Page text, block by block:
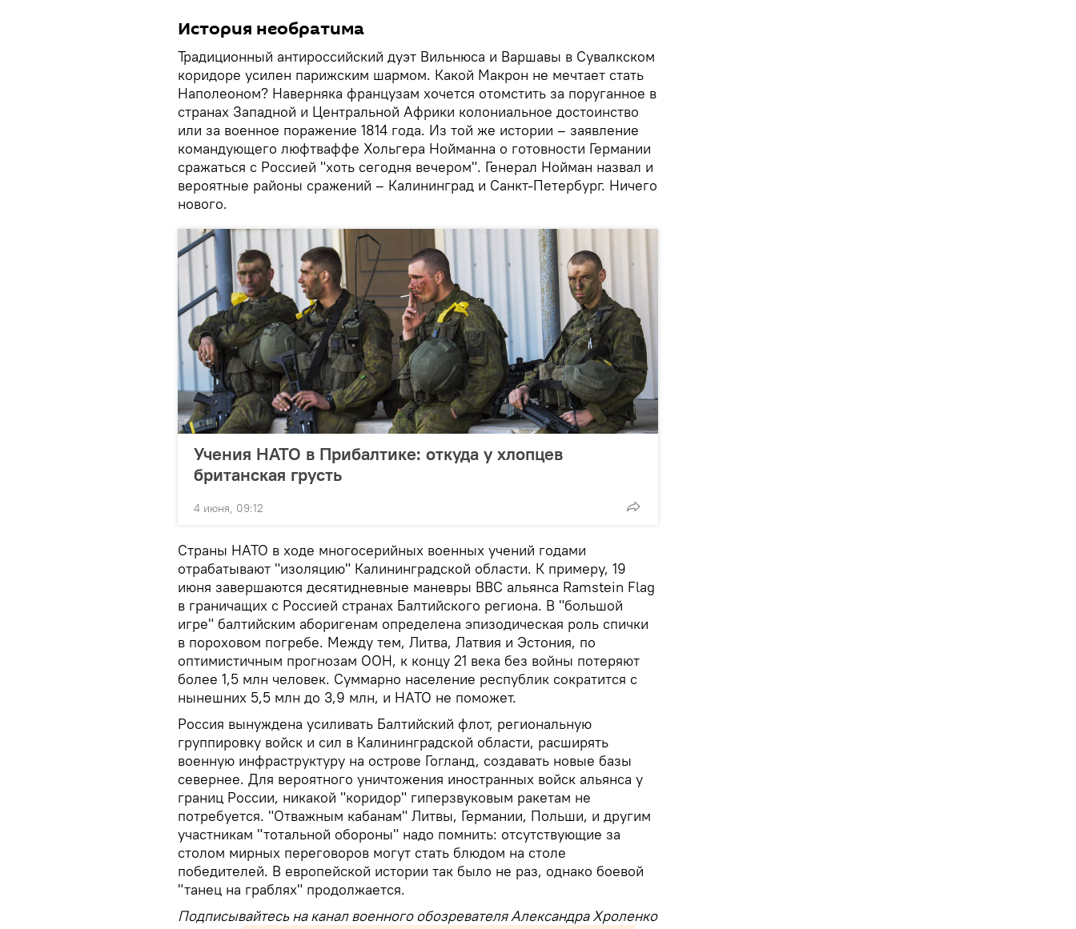
История необратима
Традиционный антироссийский дуэт Вильнюса и Варшавы в Сувалкском
коридоре усилен парижским шармом. Какой Макрон не мечтает стать
Наполеоном? Наверняка французам хочется отомстить за поруганное в
странах Западной и Центральной Африки колониальное достоинство
или за военное поражение 1814 года. Из той же истории – заявление
командующего люфтваффе Хольгера Нойманна о готовности Германии
сражаться с Россией "хоть сегодня вечером". Генерал Нойман назвал и
вероятные районы сражений – Калининград и Санкт-Петербург. Ничего
нового.
Учения НАТО в Прибалтике: откуда у хлопцев
британская грусть
4 июня, 09:12
Страны НАТО в ходе многосерийных военных учений годами
отрабатывают "изоляцию" Калининградской области. К примеру, 19
июня завершаются десятидневные маневры ВВС альянса Ramstein Flag
в граничащих с Россией странах Балтийского региона. В "большой
игре" балтийским аборигенам определена эпизодическая роль спички
в пороховом погребе. Между тем, Литва, Латвия и Эстония, по
оптимистичным прогнозам ООН, к концу 21 века без войны потеряют
более 1,5 млн человек. Суммарно население республик сократится с
нынешних 5,5 млн до 3,9 млн, и НАТО не поможет.
Россия вынуждена усиливать Балтийский флот, региональную
группировку войск и сил в Калининградской области, расширять
военную инфраструктуру на острове Гогланд, создавать новые базы
севернее. Для вероятного уничтожения иностранных войск альянса у
границ России, никакой "коридор" гиперзвуковым ракетам не
потребуется. "Отважным кабанам" Литвы, Германии, Польши, и другим
участникам "тотальной обороны" надо помнить: отсутствующие за
столом мирных переговоров могут стать блюдом на столе
победителей. В европейской истории так было не раз, однако боевой
"танец на граблях" продолжается.
Подписывайтесь на канал военного обозревателя Александра Хроленко